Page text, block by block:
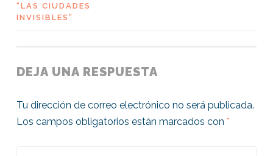
DE
“LAS CIUDADES
INVISIBLES”
DEJA UNA RESPUESTA
Tu dirección de correo electrónico no será publicada.
Los campos obligatorios están marcados con *